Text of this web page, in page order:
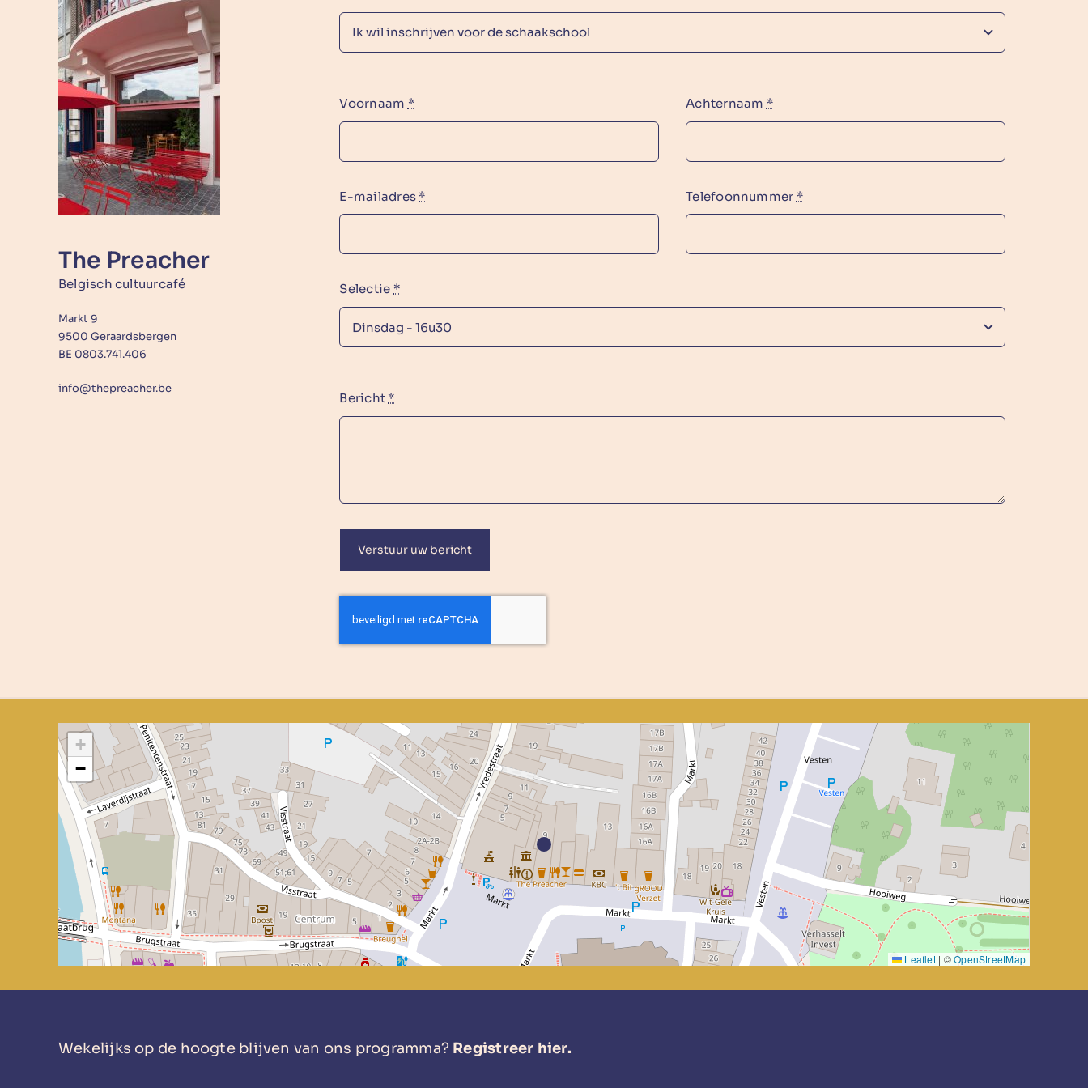
The Preacher
Belgisch cultuurcafé
Markt 9
9500 Geraardsbergen
BE 0803.741.406
info@thepreacher.be
Voornaam *
E-mailadres *
Achternaam *
Telefoonnummer *
Selectie *
Bericht *
Verstuur uw bericht
+
−
Leaflet | ©OpenStreetMap
Wekelijks op de hoogte blijven van ons programma? Registreer hier.